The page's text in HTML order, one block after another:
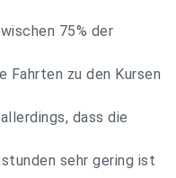
75% der
Fahrten zu den Kursen
dass die
sehr gering ist